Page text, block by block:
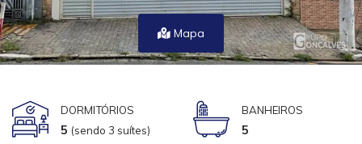
Mapa
DORMITÓRIOS
5 (sendo 3 suítes)
BANHEIROS
5